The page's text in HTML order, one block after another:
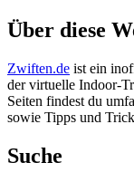
Über diese
Zwiften.de ist ein
der virtuelle Indoor-
Seiten findest du
sowie Tipps und
Suche